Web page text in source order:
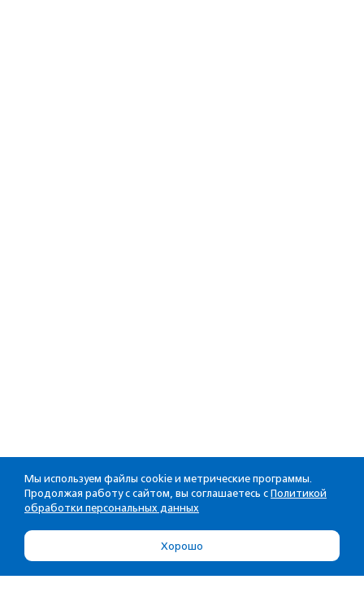
Мы используем файлы cookie и метрические программы.
Продолжая работу с сайтом, вы соглашаетесь с Политикой
обработки персональных данных
Хорошо